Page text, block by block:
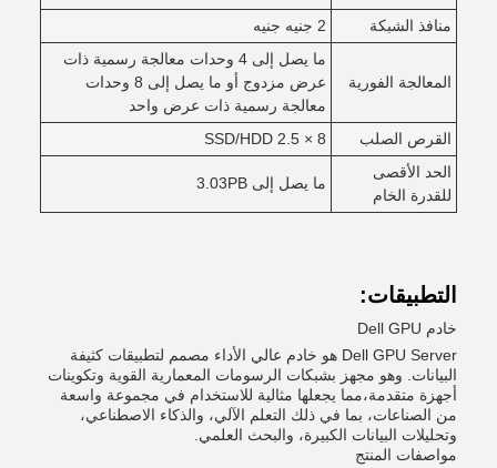
منافذ الشبكة
2 جنيه جنيه
المعالجة الفورية
ما يصل إلى 4 وحدات معالجة رسمية ذات
عرض مزدوج أو ما يصل إلى 8 وحدات
معالجة رسمية ذات عرض واحد
القرص الصلب
8 × 2.5 SSD/HDD
الحد الأقصى
للقدرة الخام
ما يصل إلى 3.03PB
التطبيقات:
خادم Dell GPU
Dell GPU Server هو خادم عالي الأداء مصمم لتطبيقات كثيفة
البيانات. وهو مجهز بشبكات الرسومات المعمارية القوية وتكوينات
أجهزة متقدمة،مما يجعلها مثالية للاستخدام في مجموعة واسعة
من الصناعات، بما في ذلك التعلم الآلي، والذكاء الاصطناعي،
وتحليلات البيانات الكبيرة، والبحث العلمي.
مواصفات المنتج